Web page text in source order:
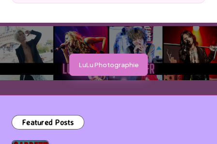
by
LuLu Photographie
Featured Posts